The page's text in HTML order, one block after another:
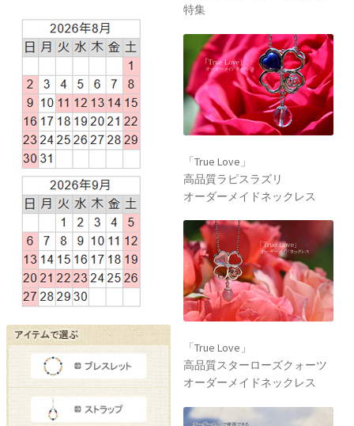
特集
「True Love」
高品質ラピスラズリ
オーダーメイドネックレス
「True Love」
高品質スターローズクォーツ
オーダーメイドネックレス